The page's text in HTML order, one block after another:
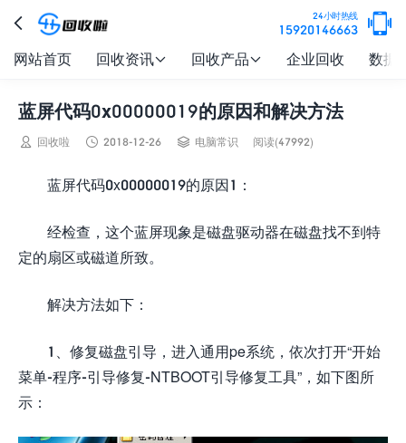
 24小时热线
15920146663 
网站首页 回收资讯 回收产品 企业回收 数据
蓝屏代码0x00000019的原因和解决方法
 回收啦  2018-12-26  电脑常识 阅读(47992)
蓝屏代码0x00000019的原因1：
经检查，这个蓝屏现象是磁盘驱动器在磁盘找不到特
定的扇区或磁道所致。
解决方法如下：
1、修复磁盘引导，进入通用pe系统，依次打开“开始
菜单-程序-引导修复-NTBOOT引导修复工具”，如下图所
示：